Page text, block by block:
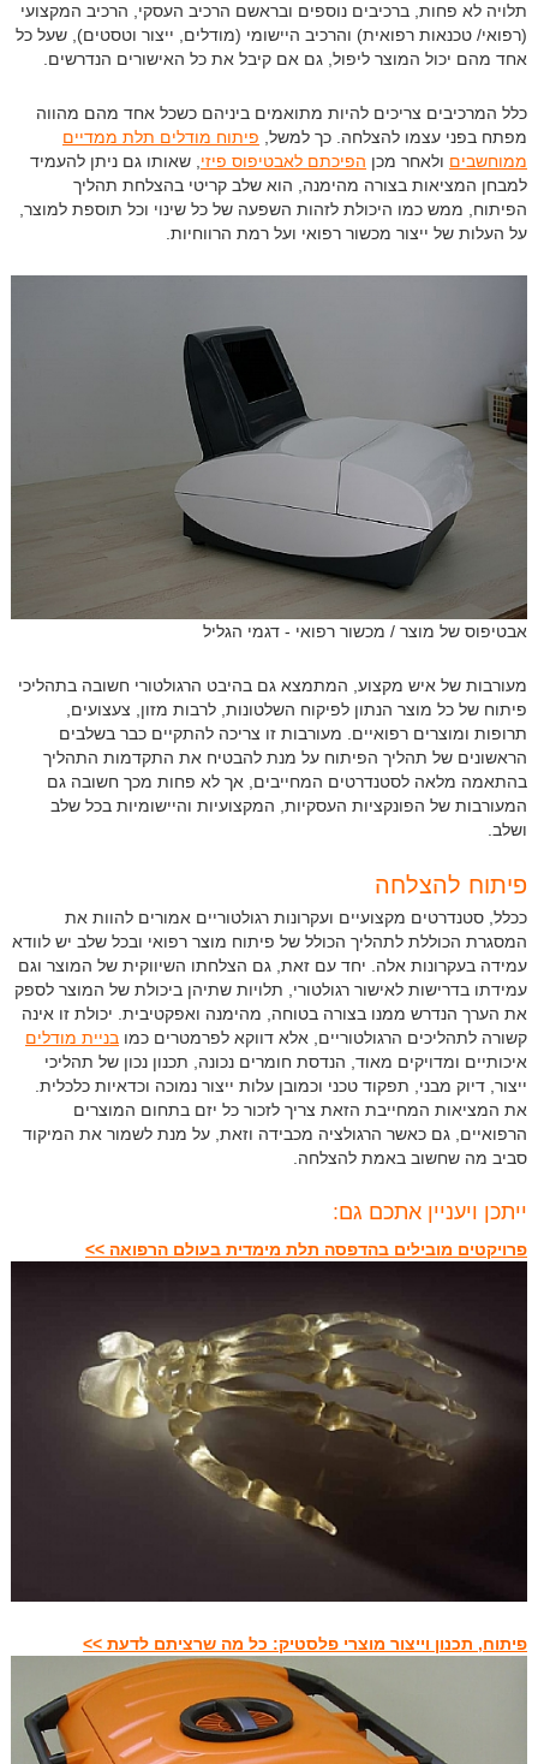
תלויה לא פחות, ברכיבים נוספים ובראשם הרכיב העסקי, הרכיב המקצועי
(רפואי/ טכנאות רפואית) והרכיב היישומי (מודלים, ייצור וטסטים), שעל כל
אחד מהם יכול המוצר ליפול, גם אם קיבל את כל האישורים הנדרשים.
כלל המרכיבים צריכים להיות מתואמים ביניהם כשכל אחד מהם מהווה
מפתח בפני עצמו להצלחה. כך למשל, פיתוח מודלים תלת ממדיים
ממוחשבים ולאחר מכן הפיכתם לאבטיפוס פיזי , שאותו גם ניתן להעמיד
למבחן המציאות בצורה מהימנה, הוא שלב קריטי בהצלחת תהליך
הפיתוח, ממש כמו היכולת לזהות השפעה של כל שינוי וכל תוספת למוצר,
על העלות של ייצור מכשור רפואי ועל רמת הרווחיות.
אבטיפוס של מוצר / מכשור רפואי - דגמי הגליל
מעורבות של איש מקצוע, המתמצא גם בהיבט הרגולטורי חשובה בתהליכי
פיתוח של כל מוצר הנתון לפיקוח השלטונות, לרבות מזון, צעצועים,
תרופות ומוצרים רפואיים. מעורבות זו צריכה להתקיים כבר בשלבים
הראשונים של תהליך הפיתוח על מנת להבטיח את התקדמות התהליך
בהתאמה מלאה לסטנדרטים המחייבים, אך לא פחות מכך חשובה גם
המעורבות של הפונקציות העסקיות, המקצועיות והיישומיות בכל שלב
ושלב.
פיתוח להצלחה
ככלל, סטנדרטים מקצועיים ועקרונות רגולטוריים אמורים להוות את
המסגרת הכוללת לתהליך הכולל של פיתוח מוצר רפואי ובכל שלב יש לוודא
עמידה בעקרונות אלה. יחד עם זאת, גם הצלחתו השיווקית של המוצר וגם
עמידתו בדרישות לאישור רגולטורי, תלויות שתיהן ביכולת של המוצר לספק
את הערך הנדרש ממנו בצורה בטוחה, מהימנה ואפקטיבית. יכולת זו אינה
קשורה לתהליכים הרגולטוריים, אלא דווקא לפרמטרים כמו בניית מודלים
איכותיים ומדויקים מאוד, הנדסת חומרים נכונה, תכנון נכון של תהליכי
ייצור, דיוק מבני, תפקוד טכני וכמובן עלות ייצור נמוכה וכדאיות כלכלית.
את המציאות המחייבת הזאת צריך לזכור כל יזם בתחום המוצרים
הרפואיים, גם כאשר הרגולציה מכבידה וזאת, על מנת לשמור את המיקוד
סביב מה שחשוב באמת להצלחה.
ייתכן ויעניין אתכם גם:
פרויקטים מובילים בהדפסה תלת מימדית בעולם הרפואה >>
פיתוח, תכנון וייצור מוצרי פלסטיק: כל מה שרציתם לדעת >>